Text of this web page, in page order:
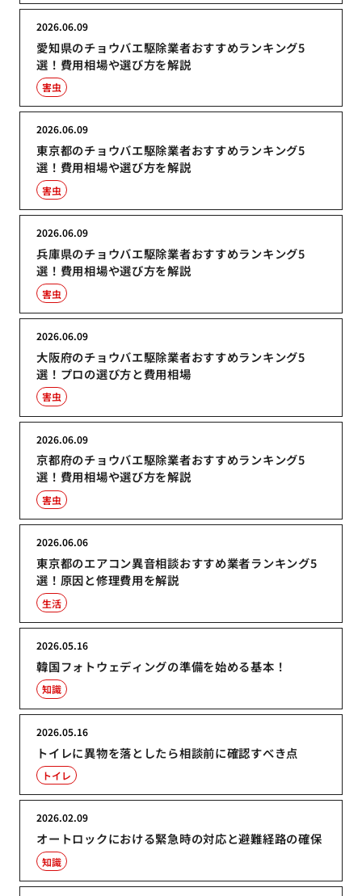
愛知県のチョウバエ駆除業者おすすめランキング5
選！費用相場や選び方を解説
2026.06.09
害虫
東京都のチョウバエ駆除業者おすすめランキング5
選！費用相場や選び方を解説
2026.06.09
害虫
兵庫県のチョウバエ駆除業者おすすめランキング5
選！費用相場や選び方を解説
2026.06.09
害虫
大阪府のチョウバエ駆除業者おすすめランキング5
選！プロの選び方と費用相場
2026.06.09
害虫
京都府のチョウバエ駆除業者おすすめランキング5
選！費用相場や選び方を解説
2026.06.09
害虫
東京都のエアコン異音相談おすすめ業者ランキング5
選！原因と修理費用を解説
2026.06.06
生活
韓国フォトウェディングの準備を始める基本！
2026.05.16
知識
トイレに異物を落としたら相談前に確認すべき点
2026.05.16
トイレ
オートロックにおける緊急時の対応と避難経路の確保
2026.02.09
知識